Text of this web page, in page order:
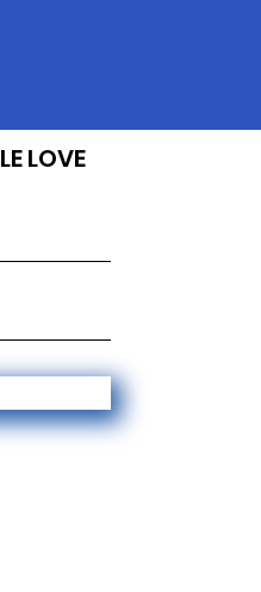
LOVE